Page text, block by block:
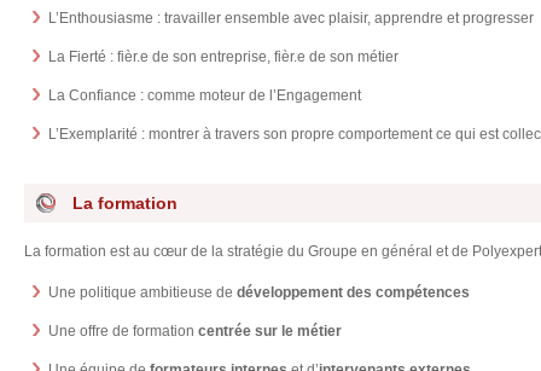
L’Enthousiasme : travailler ensemble avec plaisir, apprendre et progresser
La Fierté : fièr.e de son entreprise, fièr.e de son métier
La Confiance : comme moteur de l’Engagement
L’Exemplarité : montrer à travers son propre comportement ce qui est
La formation
La formation est au cœur de la stratégie du Groupe en général et de
Une politique ambitieuse de développement des compétences
Une offre de formation centrée sur le métier